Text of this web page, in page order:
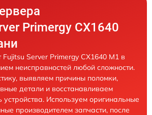
Primergy CX1640
Server Primergy CX1640 M1 в
неисправностей любой сложности.
выявляем причины поломки,
детали и восстанавливаем
устройства. Используем оригинальные
производителем запчасти, после